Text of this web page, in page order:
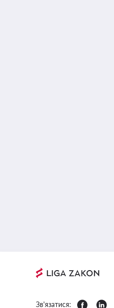
Зв'язатися: